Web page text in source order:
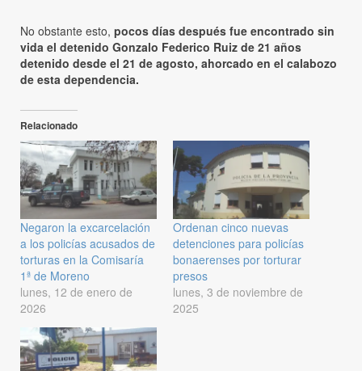
No obstante esto, pocos días después fue encontrado sin
vida el detenido Gonzalo Federico Ruiz de 21 años
detenido desde el 21 de agosto, ahorcado en el calabozo
de esta dependencia.
Relacionado
Negaron la excarcelación
a los policías acusados de
torturas en la Comisaría
1ª de Moreno
lunes, 12 de enero de
2026
Ordenan cinco nuevas
detenciones para policías
bonaerenses por torturar
presos
lunes, 3 de noviembre de
2025